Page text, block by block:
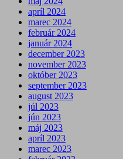
apríl 2024
marec 2024
február 2024
január 2024
december 2023
november 2023
október 2023
september 2023
august 2023
júl 2023
jún 2023
máj 2023
apríl 2023
marec 2023